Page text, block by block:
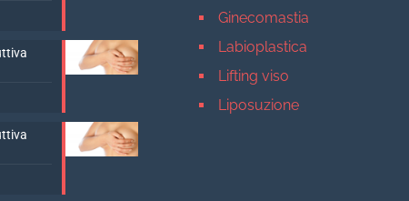
Ginecomastia
Labioplastica
Lifting viso
Liposuzione